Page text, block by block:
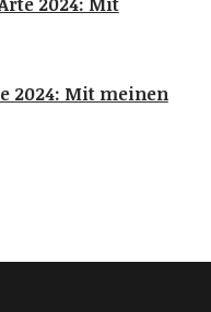
2024: Mit meinen